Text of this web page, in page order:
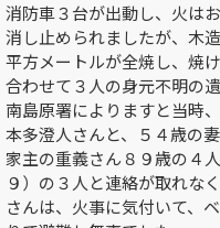
消防車３台が出動し、火は
消し止められましたが、木
平方メートルが全焼し、焼
合わせて３人の身元不明の
南島原署によりますと当時
本多澄人さんと、５４歳の
家主の重義さん８９歳の４
９）の３人と連絡が取れな
さんは、火事に気付いて、